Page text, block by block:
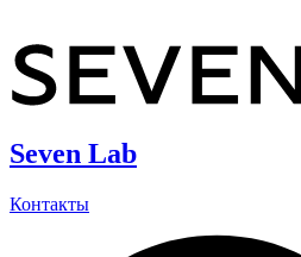
Seven Lab
Контакты